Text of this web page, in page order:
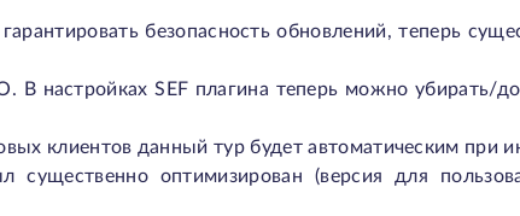
безопасность обновлений, теперь
В настройках SEF плагина теперь можно убирать/
клиентов данный тур будет автоматическим при
существенно оптимизирован (версия для